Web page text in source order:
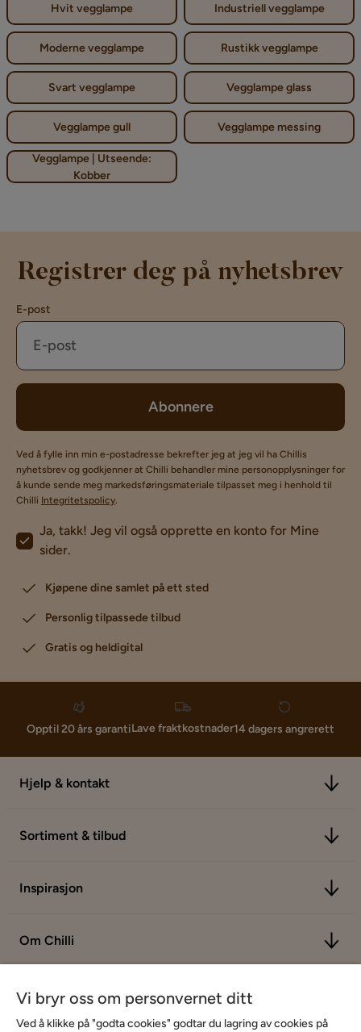
Hvit vegglampe Industriell vegglampe
Moderne vegglampe Rustikk vegglampe
Svart vegglampe Vegglampe glass
Vegglampe gull Vegglampe messing
Vegglampe | Utseende:
Kobber
Registrer deg på nyhetsbrev
E-post
Abonnere
Ved å fylle inn min e-postadresse bekrefter jeg at jeg vil ha Chillis
nyhetsbrev og godkjenner at Chilli behandler mine personopplysninger for
å kunde sende meg markedsføringsmateriale tilpasset meg i henhold til
Chilli Integritetspolicy.
Ja, takk! Jeg vil også opprette en konto for Mine
sider.
Kjøpene dine samlet på ett sted
Personlig tilpassede tilbud
Gratis og heldigital
Opptil 20 års garantiLave fraktkostnader14 dagers angrerett
Hjelp & kontakt
Sortiment & tilbud
Inspirasjon
Om Chilli
Vi bryr oss om personvernet ditt
Ved å klikke på "godta cookies" godtar du lagring av cookies på